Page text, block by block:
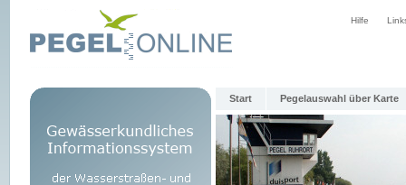
Hilfe
Start Pegelauswahl über Karte